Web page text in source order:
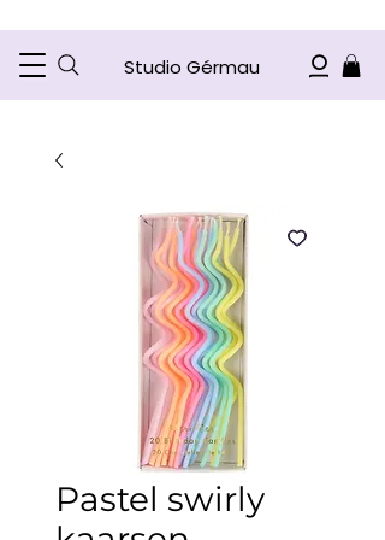
Studio Gérmau
Pastel swirly